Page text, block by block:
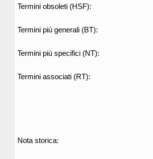
Termini obsoleti (HSF):
Termini più generali (BT):
Termini più specifici (NT):
Termini associati (RT):
Nota storica: